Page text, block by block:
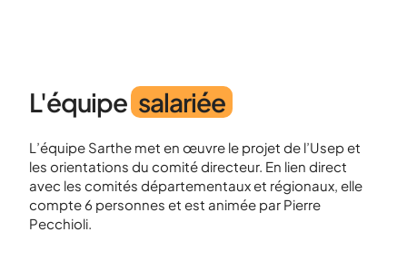
L'équipe salariée
L’équipe Sarthe met en œuvre le projet de l’Usep et
les orientations du comité directeur. En lien direct
avec les comités départementaux et régionaux, elle
compte 6 personnes et est animée par Pierre
Pecchioli.